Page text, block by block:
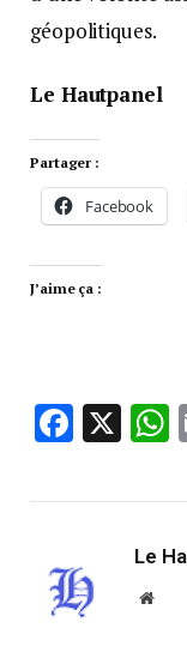
géopolitiques.
Le Hautpanel
Partager :
Facebook
J’aime ça :
X
Le